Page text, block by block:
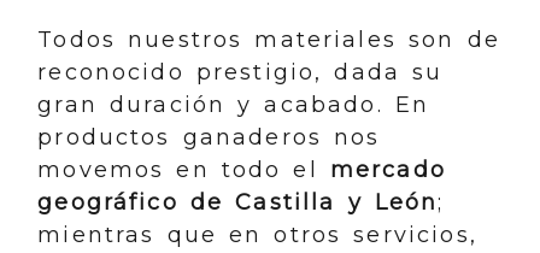
Todos nuestros materiales son de
reconocido prestigio, dada su
gran duración y acabado. En
productos ganaderos nos
movemos en todo el mercado
geográfico de Castilla y León;
mientras que en otros servicios,